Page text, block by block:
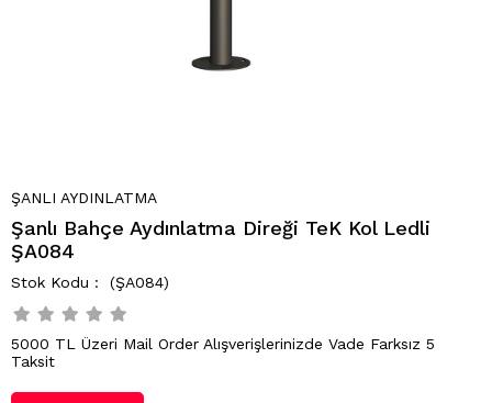
ŞANLI AYDINLATMA
Şanlı Bahçe Aydınlatma Direği TeK Kol Ledli
ŞA084
(ŞA084)
5000 TL Üzeri Mail Order Alışverişlerinizde Vade Farksız 5
Taksit